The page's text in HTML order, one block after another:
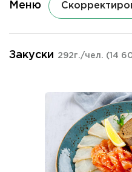
Меню
Закуски 292г./чел. (14